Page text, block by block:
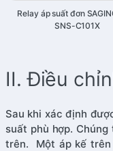
Relay áp suất đơn
SNS-C101X
II. Điều
Sau khi xác định
suất phù hợp.
trên. Một áp kế trên